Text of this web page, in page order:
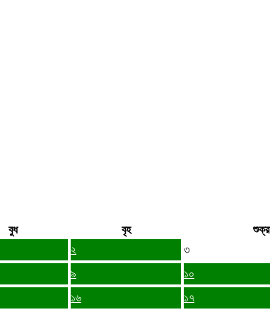
বুধ বৃহ শুক্র
২ ৩
৯ ১০
১৬ ১৭